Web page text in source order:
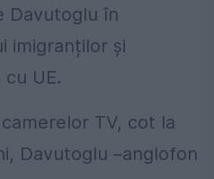
Davutoglu în
imigranților și
UE.
TV, cot la
Davutoglu –anglofon